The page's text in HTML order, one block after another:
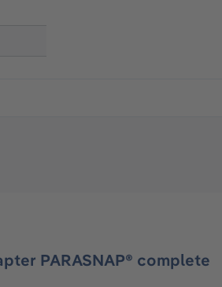
PARASNAP® complete